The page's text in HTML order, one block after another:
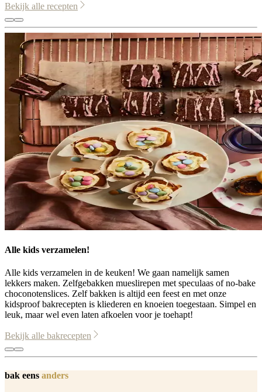
Bekijk alle recepten
Alle kids verzamelen!
Alle kids verzamelen in de keuken! We gaan namelijk samen
lekkers maken. Zelfgebakken mueslirepen met speculaas of no-bake
choconotenslices. Zelf bakken is altijd een feest en met onze
kidsproof bakrecepten is kliederen en knoeien toegestaan. Simpel en
leuk, maar wel even laten afkoelen voor je toehapt!
Bekijk alle bakrecepten
bak eens anders